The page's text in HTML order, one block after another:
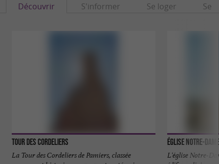
Découvrir S'informer Se loger Se
Tour des Cordeliers
La Tour des Cordeliers de Pamiers, classée
Église Notre-
L'église Notre-